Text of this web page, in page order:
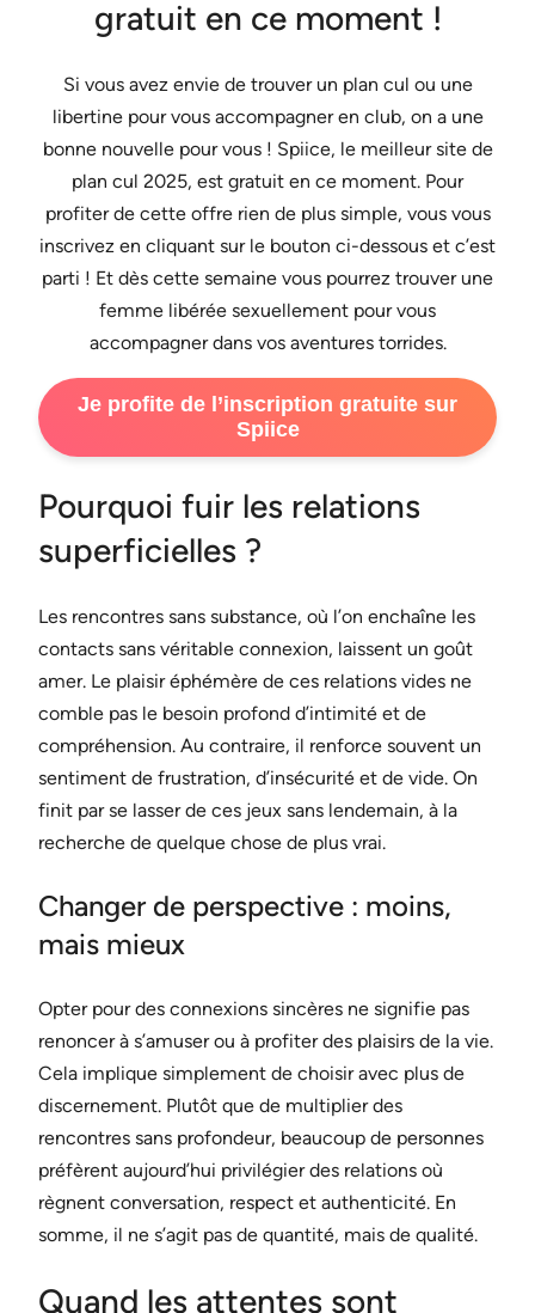
gratuit en ce moment !
Si vous avez envie de trouver un plan cul ou une
libertine pour vous accompagner en club, on a une
bonne nouvelle pour vous ! Spiice, le meilleur site de
plan cul 2025, est gratuit en ce moment. Pour
profiter de cette offre rien de plus simple, vous vous
inscrivez en cliquant sur le bouton ci-dessous et c’est
parti ! Et dès cette semaine vous pourrez trouver une
femme libérée sexuellement pour vous
accompagner dans vos aventures torrides.
Je profite de l’inscription gratuite sur
Spiice
Pourquoi fuir les relations
superficielles ?
Les rencontres sans substance, où l’on enchaîne les
contacts sans véritable connexion, laissent un goût
amer. Le plaisir éphémère de ces relations vides ne
comble pas le besoin profond d’intimité et de
compréhension. Au contraire, il renforce souvent un
sentiment de frustration, d’insécurité et de vide. On
finit par se lasser de ces jeux sans lendemain, à la
recherche de quelque chose de plus vrai.
Changer de perspective : moins,
mais mieux
Opter pour des connexions sincères ne signifie pas
renoncer à s’amuser ou à profiter des plaisirs de la vie.
Cela implique simplement de choisir avec plus de
discernement. Plutôt que de multiplier des
rencontres sans profondeur, beaucoup de personnes
préfèrent aujourd’hui privilégier des relations où
règnent conversation, respect et authenticité. En
somme, il ne s’agit pas de quantité, mais de qualité.
Quand les attentes sont